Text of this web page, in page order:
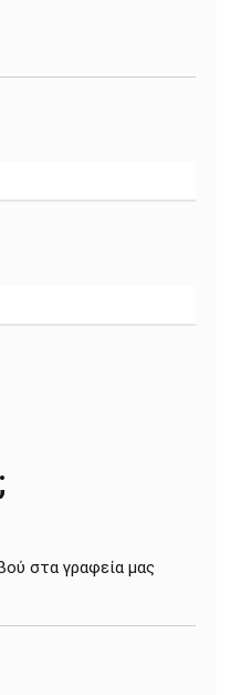
στα γραφεία μας